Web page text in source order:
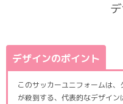
デザインのポイント
このサッカーユニフォームは
が殺到する、代表的なデザイ